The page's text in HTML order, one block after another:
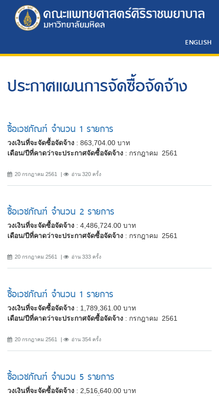
ENGLISH
ประกาศแผนการจัดซื้อจัดจ้าง
ซื้อเวชภัณฑ์ จำนวน 1 รายการ
วงเงินที่จะจัดซื้อจัดจ้าง : 863,704.00 บาท
เดือน/ปีที่คาดว่าจะประกาศจัดซื้อจัดจ้าง : กรกฎาคม 2561
20 กรกฎาคม 2561 อ่าน 320 ครั้ง
ซื้อเวชภัณฑ์ จำนวน 2 รายการ
วงเงินที่จะจัดซื้อจัดจ้าง : 4,486,724.00 บาท
เดือน/ปีที่คาดว่าจะประกาศจัดซื้อจัดจ้าง : กรกฎาคม 2561
20 กรกฎาคม 2561 อ่าน 333 ครั้ง
ซื้อเวชภัณฑ์ จำนวน 1 รายการ
วงเงินที่จะจัดซื้อจัดจ้าง : 1,789,361.00 บาท
เดือน/ปีที่คาดว่าจะประกาศจัดซื้อจัดจ้าง : กรกฎาคม 2561
20 กรกฎาคม 2561 อ่าน 354 ครั้ง
ซื้อเวชภัณฑ์ จำนวน 5 รายการ
วงเงินที่จะจัดซื้อจัดจ้าง : 2,516,640.00 บาท